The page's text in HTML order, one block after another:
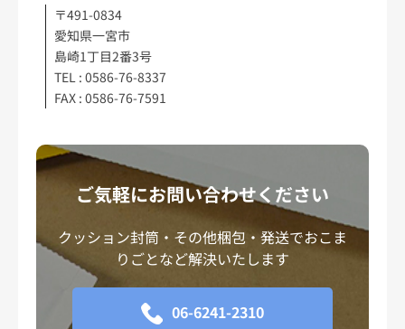
〒491-0834
愛知県一宮市
島崎1丁目2番3号
TEL : 0586-76-8337
FAX : 0586-76-7591
ご気軽にお問い合わせください
クッション封筒・その他梱包・発送でおこま
りごとなど解決いたします
06-6241-2310